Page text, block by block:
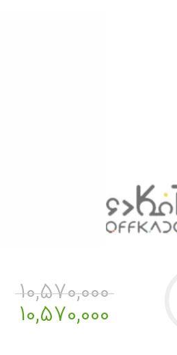
10,570,000
10,570,000